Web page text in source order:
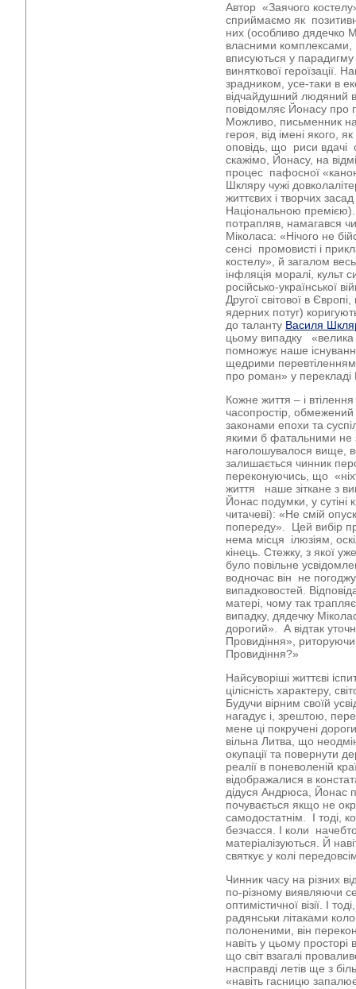
Автор «Заячого
сприймаємо як
них (особливо дядечко
власними
вписуються у парадигму
виняткової героїзації.
зрадником, усе-таки в
відчайдушний людяний
повідомляє Йонасу про
Можливо, письменник
героя, від імені якого,
оповідь, що риси вдачі
скажімо, Йонасу, на
процес пафосної
Шкляру чужі
життєвих і творчих
Національною
потрапляв, намагався
Міколаса: «Нічого не
сенсі промовисті і
костелу», й загалом
інфляція моралі, культ
російсько-української
Другої світової в
ядерних потуг)
до таланту Василя
цьому випадку
помножує наше
щедрими
про роман» у перекладі
Кожне життя – і
часопростір,
законами епохи та
якими б фатальними не
наголошувалося вище,
залишається чинник
переконуючись, що
життя наше зіткане з
Йонас подумки, у сутіні
читачеві): «Не смій
попереду». Цей вибір
нема місця ілюзіям,
кінець. Стежку, з якої
було повільне
водночас він не
випадковостей.
матері, чому так
випадку, дядечку
дорогий». А відтак
Провидіння»,
Провидіння?»
Найсуворіші життєві
цілісність характеру,
Будучи вірним своїй
нагадує і, зрештою,
мене ці покручені
вільна Литва, що
окупації та повернути
реалії в поневоленій
відображалися в
дідуся Андрюса, Йонас
почувається якщо не
самодостатнім. І тоді,
безчасся. І коли
матеріалізуються. Й
святкує у колі
Чинник часу на різних
по-різному виявляючи
оптимістичної візії. І
радянськи літаками
полоненими, він
навіть у цьому просторі
що світ взагалі
насправді летів ще з
«навіть гасницю